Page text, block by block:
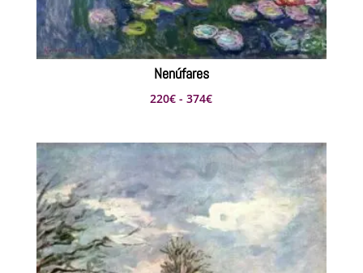
Nenúfares
220€ - 374€Rango
precios:
desde
220€
hasta
374€